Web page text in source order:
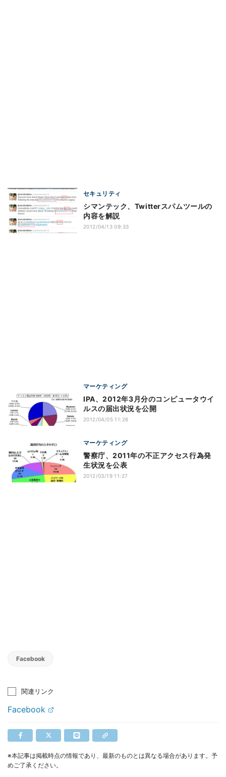
セキュリティ
シマンテック、Twitterスパムツールの
内容を解説
2012/04/13 09:33
マーケティング
IPA、2012年3月分のコンピュータウイ
ルスの届出状況を公開
2012/04/05 11:26
マーケティング
警察庁、2011年の不正アクセス行為発
生状況を公表
2012/03/19 11:27
Facebook
関連リンク
Facebook
※本記事は掲載時点の情報であり、最新のものとは異なる場合があります。予
めご了承ください。